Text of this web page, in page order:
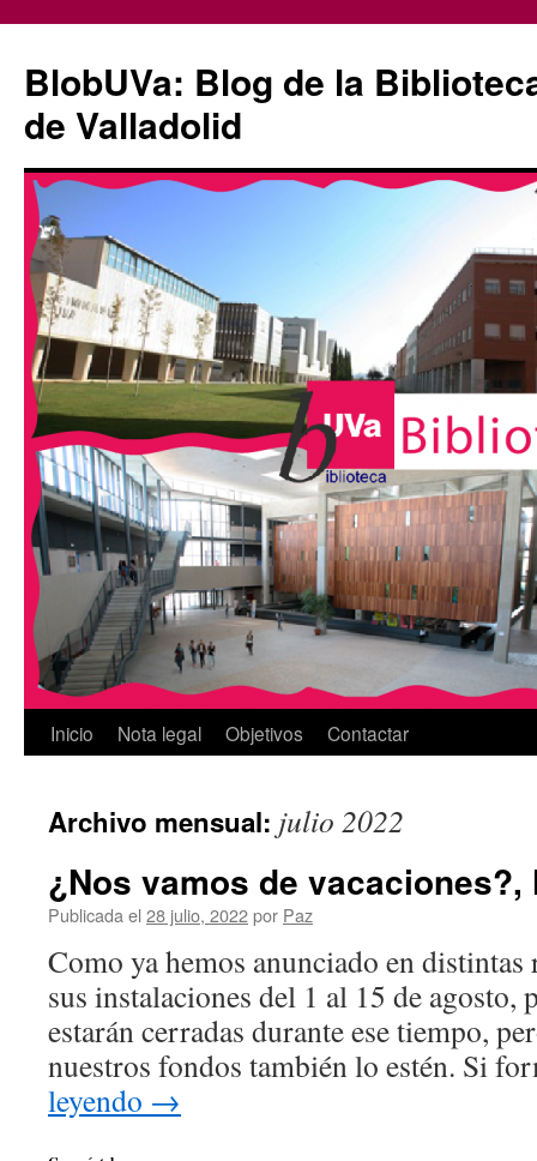
contenido
BlobUVa: Blog de la
de Valladolid
Inicio Nota legal Objetivos Contactar
Archivo mensual: julio 2022
¿Nos vamos de vacaciones?,
Publicada el 28 julio, 2022por Paz
Como ya hemos anunciado en distintas
sus instalaciones del 1 al 15 de agosto,
estarán cerradas durante ese tiempo,
nuestros fondos también lo estén. Si
leyendo →